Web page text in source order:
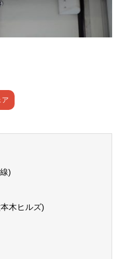
ア
)
木ヒルズ)